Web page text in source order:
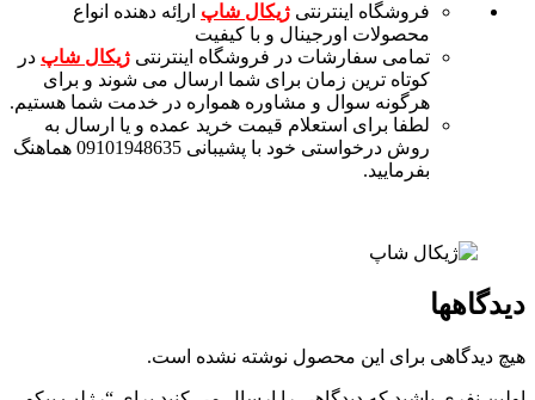
فروشگاه اینترنتی ژیکال شاپ اراِئه دهنده انواع
محصولات اورجینال و با کیفیت
تمامی سفارشات در فروشگاه اینترنتی ژیکال شاپ در
کوتاه ترین زمان برای شما ارسال می شوند و برای
هرگونه سوال و مشاوره همواره در خدمت شما هستیم.
لطفا برای استعلام قیمت خرید عمده و یا ارسال به
روش درخواستی خود با پشیبانی 09101948635 هماهنگ
بفرمایید.
دیدگاهها
هیچ دیدگاهی برای این محصول نوشته نشده است.